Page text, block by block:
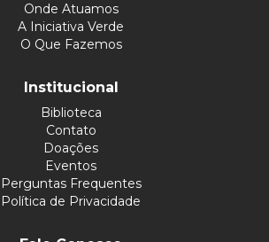
Onde Atuamos
A Iniciativa Verde
O Que Fazemos
Institucional
Biblioteca
Contato
Doações
Eventos
Perguntas Frequentes
Política de Privacidade